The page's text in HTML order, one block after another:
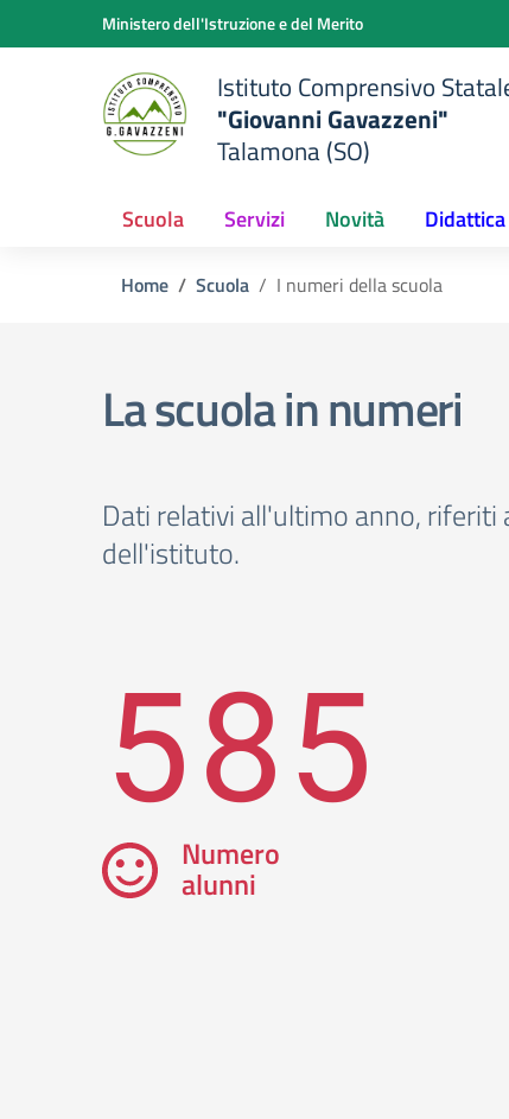
Vai ai contenuti
Vai al menu di navigazioneMinistero dell'Istruzione e del Merito
Istituto Comprensivo
"Giovanni Gavazzeni"
Talamona (SO)
Scuola Servizi Novità Didattica
Home Scuola I numeri della scuola
La scuola in numeri
Dati relativi all'ultimo anno,
dell'istituto.
585
Numero
alunni